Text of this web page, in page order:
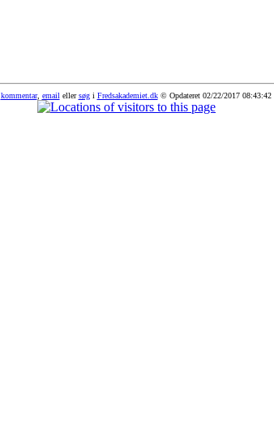
kommentar, email ellersøgi Fredsakademiet.dk © Opdateret 02/22/2017 08:43:42